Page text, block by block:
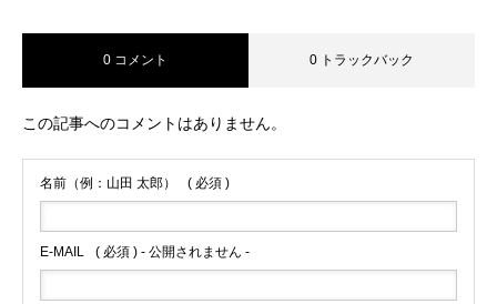
0 コメント 0 トラックバック
この記事へのコメントはありません。
名前（例：山田 太郎） ( 必須 )
E-MAIL ( 必須 ) - 公開されません -